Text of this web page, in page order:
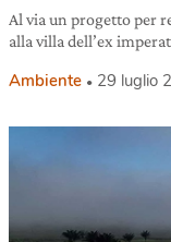
Al via un progetto per
alla villa dell’ex
Ambiente 29 luglio